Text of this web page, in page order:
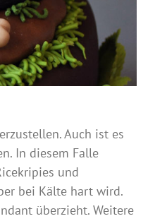
Auch ist es
In diesem Falle
und
bei Kälte hart wird.
überzieht. Weitere